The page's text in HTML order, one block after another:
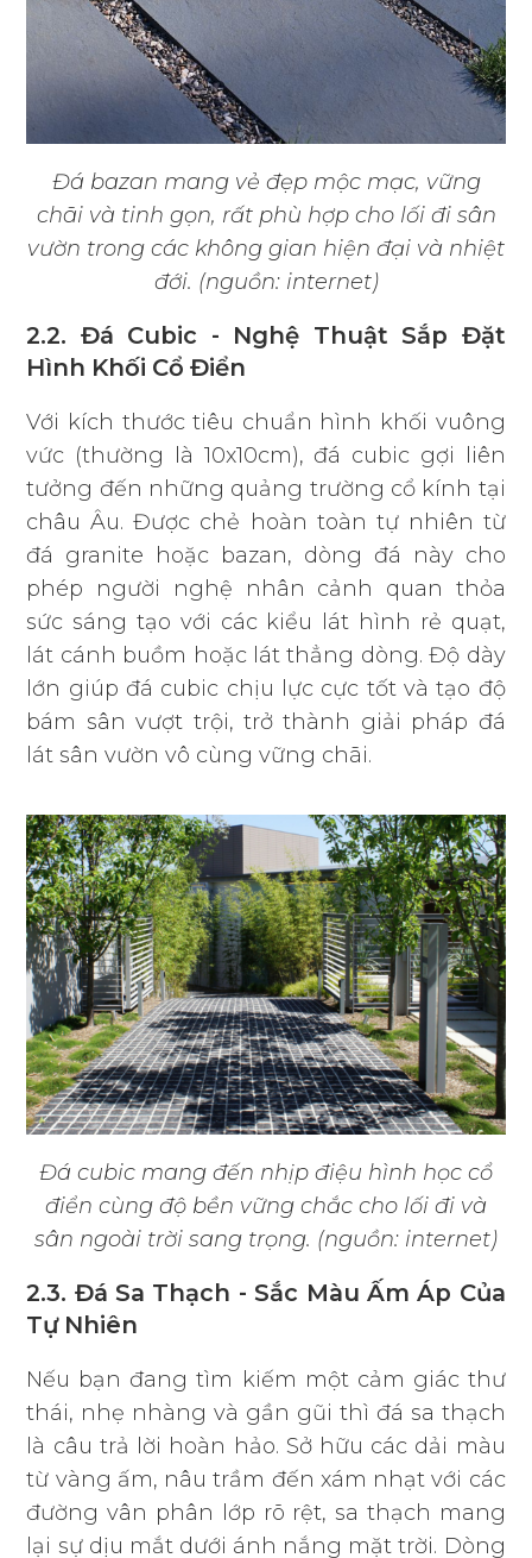
Đá bazan mang vẻ đẹp mộc mạc, vững
chãi và tinh gọn, rất phù hợp cho lối đi sân
vườn trong các không gian hiện đại và nhiệt
đới. (nguồn: internet)
2.2. Đá Cubic - Nghệ Thuật Sắp Đặt
Hình Khối Cổ Điển
Với kích thước tiêu chuẩn hình khối vuông
vức (thường là 10x10cm), đá cubic gợi liên
tưởng đến những quảng trường cổ kính tại
châu Âu. Được chẻ hoàn toàn tự nhiên từ
đá granite hoặc bazan, dòng đá này cho
phép người nghệ nhân cảnh quan thỏa
sức sáng tạo với các kiểu lát hình rẻ quạt,
lát cánh buồm hoặc lát thẳng dòng. Độ dày
lớn giúp đá cubic chịu lực cực tốt và tạo độ
bám sân vượt trội, trở thành giải pháp đá
lát sân vườn vô cùng vững chãi.
Đá cubic mang đến nhịp điệu hình học cổ
điển cùng độ bền vững chắc cho lối đi và
sân ngoài trời sang trọng. (nguồn: internet)
2.3. Đá Sa Thạch - Sắc Màu Ấm Áp Của
Tự Nhiên
Nếu bạn đang tìm kiếm một cảm giác thư
thái, nhẹ nhàng và gần gũi thì đá sa thạch
là câu trả lời hoàn hảo. Sở hữu các dải màu
từ vàng ấm, nâu trầm đến xám nhạt với các
đường vân phân lớp rõ rệt, sa thạch mang
lại sự dịu mắt dưới ánh nắng mặt trời. Dòng